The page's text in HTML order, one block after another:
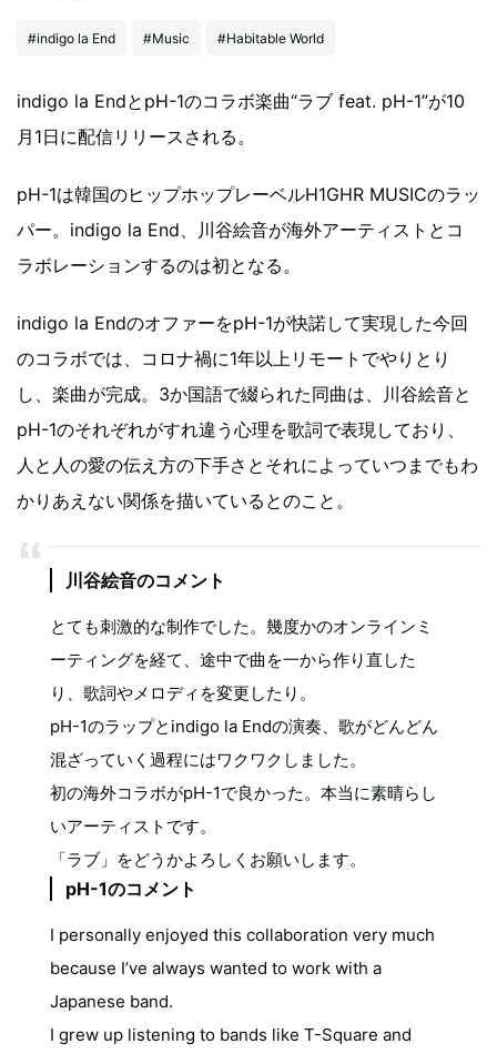
#indigo la End #Music #Habitable World
indigo la EndとpH-1のコラボ楽曲“ラブ feat. pH-1”が10
月1日に配信リリースされる。
pH-1は韓国のヒップホップレーベルH1GHR MUSICのラッ
パー。indigo la End、川谷絵音が海外アーティストとコ
ラボレーションするのは初となる。
indigo la EndのオファーをpH-1が快諾して実現した今回
のコラボでは、コロナ禍に1年以上リモートでやりとり
し、楽曲が完成。3か国語で綴られた同曲は、川谷絵音と
pH-1のそれぞれがすれ違う心理を歌詞で表現しており、
人と人の愛の伝え方の下手さとそれによっていつまでもわ
かりあえない関係を描いているとのこと。
川谷絵音のコメント
とても刺激的な制作でした。幾度かのオンラインミ
ーティングを経て、途中で曲を一から作り直した
り、歌詞やメロディを変更したり。
pH-1のラップとindigo la Endの演奏、歌がどんどん
混ざっていく過程にはワクワクしました。
初の海外コラボがpH-1で良かった。本当に素晴らし
いアーティストです。
「ラブ」をどうかよろしくお願いします。
pH-1のコメント
I personally enjoyed this collaboration very much
because I’ve always wanted to work with a
Japanese band.
I grew up listening to bands like T-Square and